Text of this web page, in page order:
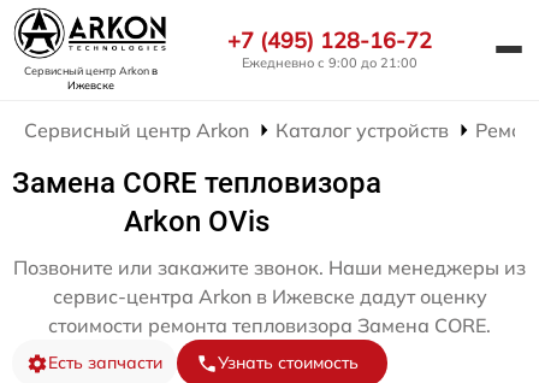
Сервисный центр Arkonв
Ижевске
+7 (495) 128-16-72
Ежедневно с 9:00 до 21:00
Сервисный центр Arkon Каталог устройств
Замена CORE тепловизора
Arkon OVis
Позвоните или закажите звонок. Наши менеджеры из
сервис-центра Arkon в Ижевске дадут оценку
стоимости ремонта тепловизора Замена CORE.
Есть запчасти Узнать стоимость